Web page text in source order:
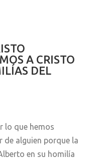
A CRISTO
DEL
lo que hemos
de alguien porque la
en su homilía